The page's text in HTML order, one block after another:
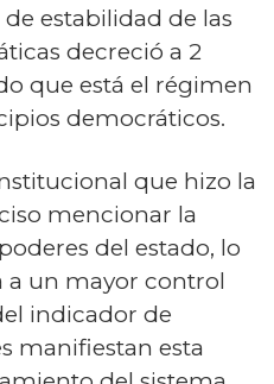
estabilidad de las
decreció a 2
que está el régimen
democráticos.
que hizo la
mencionar la
del estado, lo
a un mayor control
indicador de
manifiestan esta